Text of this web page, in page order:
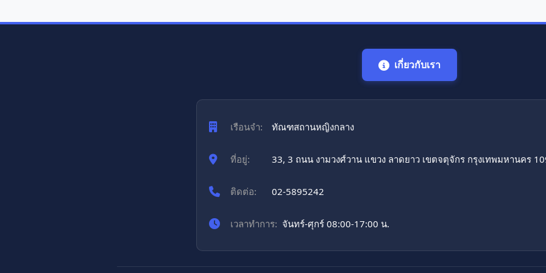
เกี่ยวกับเรา
เรือนจำ: ทัณฑสถานหญิงกลาง
ที่อยู่: 33, 3 ถนน งามวงศ์วาน แขวง ลาดยาว เขตจตุจักร กรุงเทพมหานคร
ติดต่อ: 02-5895242
เวลาทำการ: จันทร์-ศุกร์ 08:00-17:00 น.